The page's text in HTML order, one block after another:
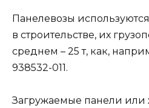
Панелевозы
в строительстве, их
среднем – 25 т, как,
938532-011.
Загружаемые панели или